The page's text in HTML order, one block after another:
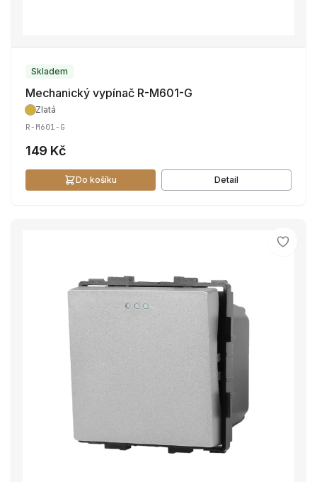
Skladem
Mechanický vypínač R-M601-G
Zlatá
R-M601-G
149 Kč
Do košíku Detail